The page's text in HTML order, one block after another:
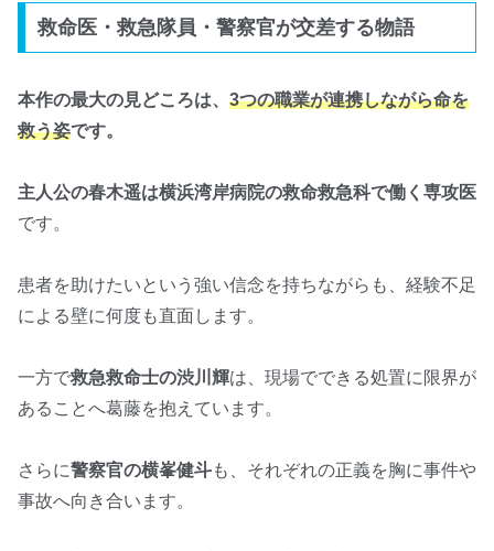
救命医・救急隊員・警察官が交差する物語
本作の最大の見どころは、 3つの職業が連携しながら命を
救う姿です。
主人公の春木遥は横浜湾岸病院の救命救急科で働く専攻医
です。
患者を助けたいという強い信念を持ちながらも、経験不足
による壁に何度も直面します。
一方で救急救命士の渋川輝は、現場でできる処置に限界が
あることへ葛藤を抱えています。
さらに警察官の横峯健斗も、それぞれの正義を胸に事件や
事故へ向き合います。